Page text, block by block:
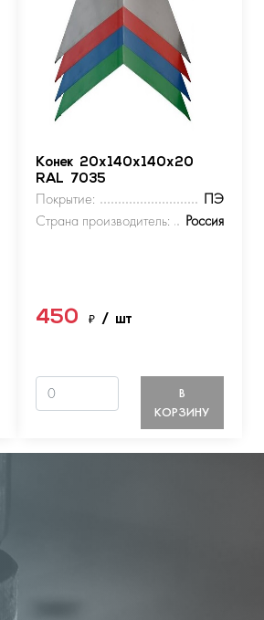
Конек 20х140х140х20
RAL 7035
Покрытие:
ПЭ
Страна производитель:
Россия
450 ₽ / шт
В
КОРЗИНУ